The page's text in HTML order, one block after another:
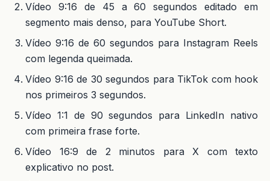
Vídeo 9:16 de 45 a 60 segundos editado em
segmento mais denso, para YouTube Short.
Vídeo 9:16 de 60 segundos para Instagram Reels
com legenda queimada.
Vídeo 9:16 de 30 segundos para TikTok com hook
nos primeiros 3 segundos.
Vídeo 1:1 de 90 segundos para LinkedIn nativo
com primeira frase forte.
Vídeo 16:9 de 2 minutos para X com texto
explicativo no post.